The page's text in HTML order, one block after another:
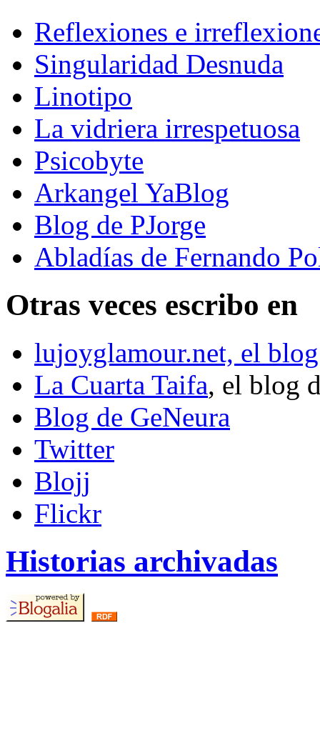
Reflexiones e
Singularidad Desnuda
Linotipo
La vidriera irrespetuosa
Psicobyte
Arkangel YaBlog
Blog de PJorge
Abladías de Fernando
Otras veces escribo en
lujoyglamour.net, el
La Cuarta Taifa, el blog
Blog de GeNeura
Twitter
Blojj
Flickr
Historias archivadas